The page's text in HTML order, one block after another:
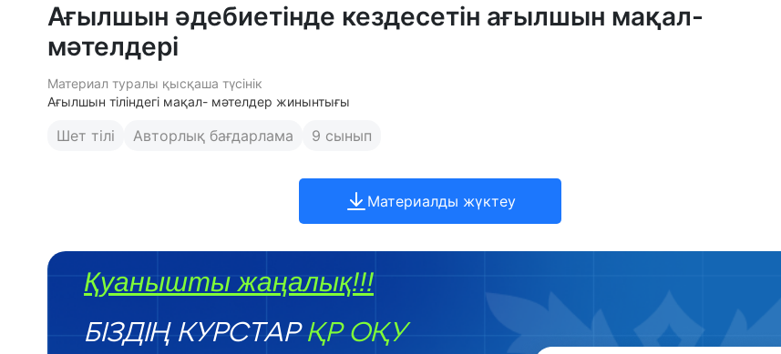
Ағылшын әдебиетінде кездесетін ағылшын мақал-
мәтелдері
Материал туралы қысқаша түсінік
Ағылшын тіліндегі мақал- мәтелдер жинынтығы
Шет тілі Авторлық бағдарлама 9 сынып
Материалды жүктеу
Қуанышты жаңалық!!!
БІЗДІҢ КУРСТАР ҚР ОҚУ